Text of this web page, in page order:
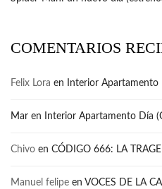
COMENTARIOS
Felix Lora en Interior Apartamento
Mar en Interior Apartamento Día
Chivo en CÓDIGO 666: LA
Manuel felipe en VOCES DE LA